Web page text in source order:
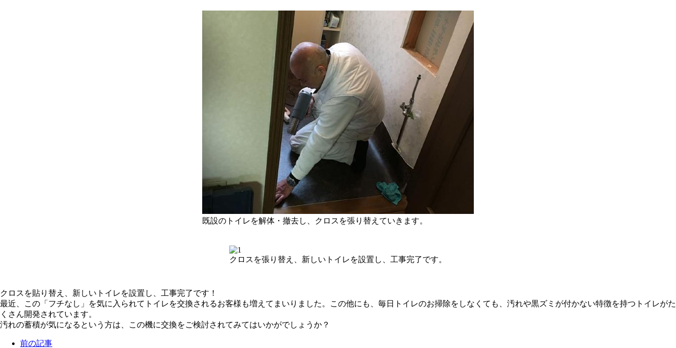
既設のトイレを解体・撤去し、クロスを張り替えていきます。
クロスを張り替え、新しいトイレを設置し、工事完了です。
クロスを貼り替え、新しいトイレを設置し、工事完了です！
最近、この「フチなし」を気に入られてトイレを交換されるお客様も増えてまいりました。この他にも、毎日トイレのお掃除をしなくても、汚れや黒ズミが付かない特徴を持つトイレがた
くさん開発されています。
汚れの蓄積が気になるという方は、この機に交換をご検討されてみてはいかがでしょうか？
前の記事